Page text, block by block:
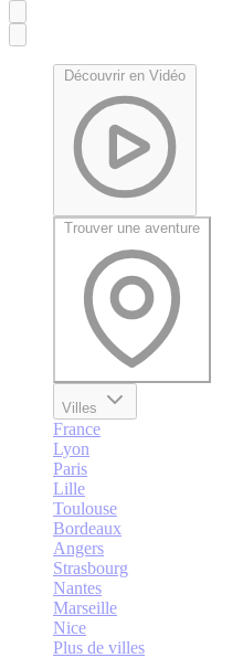
Découvrir en Vidéo
Trouver une aventure
Villes
France
Lyon
Paris
Lille
Toulouse
Bordeaux
Angers
Strasbourg
Nantes
Marseille
Nice
Plus de villes